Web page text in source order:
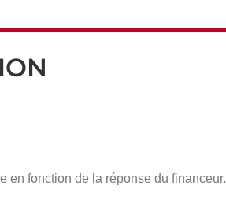
en fonction de la réponse du financeur.